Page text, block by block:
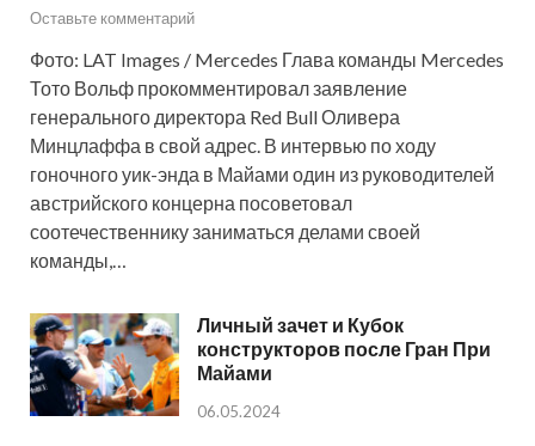
Оставьте комментарий
Фото: LAT Images / Mercedes Глава команды Mercedes
Тото Вольф прокомментировал заявление
генерального директора Red Bull Оливера
Минцлаффа в свой адрес. В интервью по ходу
гоночного уик-энда в Майами один из руководителей
австрийского концерна посоветовал
соотечественнику заниматься делами своей
команды,…
Личный зачет и Кубок
конструкторов после Гран При
Майами
06.05.2024